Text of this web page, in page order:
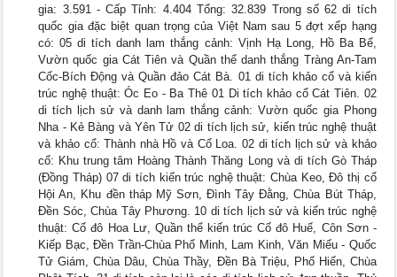
gia: 3.591 - Cấp Tỉnh: 4.404 Tổng: 32.839 Trong số 62 di tích
quốc gia đặc biệt quan trọng của Việt Nam sau 5 đợt xếp hạng
có: 05 di tích danh lam thắng cảnh: Vịnh Hạ Long, Hồ Ba Bể,
Vườn quốc gia Cát Tiên và Quần thể danh thắng Tràng An-Tam
Cốc-Bích Động và Quần đảo Cát Bà. 01 di tích khảo cổ và kiến
trúc nghệ thuật: Óc Eo - Ba Thê 01 Di tích khảo cổ Cát Tiên. 02
di tích lịch sử và danh lam thắng cảnh: Vườn quốc gia Phong
Nha - Kẻ Bàng và Yên Tử 02 di tích lịch sử, kiến trúc nghệ thuật
và khảo cổ: Thành nhà Hồ và Cổ Loa. 02 di tích lịch sử và khảo
cổ: Khu trung tâm Hoàng Thành Thăng Long và di tích Gò Tháp
(Đồng Tháp) 07 di tích kiến trúc nghệ thuật: Chùa Keo, Đô thị cổ
Hội An, Khu đền tháp Mỹ Sơn, Đình Tây Đằng, Chùa Bút Tháp,
Đền Sóc, Chùa Tây Phương. 10 di tích lịch sử và kiến trúc nghệ
thuật: Cố đô Hoa Lư, Quần thể kiến trúc Cố đô Huế, Côn Sơn -
Kiếp Bạc, Đền Trần-Chùa Phổ Minh, Lam Kinh, Văn Miếu - Quốc
Tử Giám, Chùa Dâu, Chùa Thầy, Đền Bà Triệu, Phố Hiến, Chùa